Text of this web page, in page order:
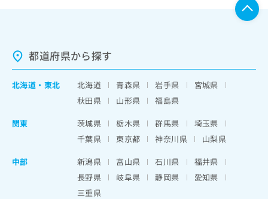
都道府県から探す
北海道 ・ 東北 北海道 青森県 岩手県
宮城県
秋田県
山形県
福島県
関東
茨城県 栃木県 群馬県
埼玉県
千葉県
東京都 神奈川県
山梨県
中部
新潟県 富山県 石川県
福井県
長野県
岐阜県 静岡県
愛知県
三重県